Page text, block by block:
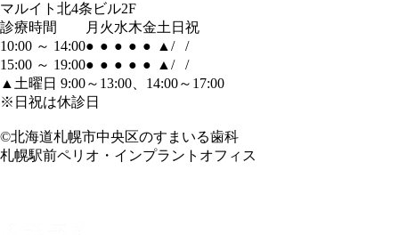
マルイト北4条ビル2F
診療時間
月 火水木金土 日 祝
10:00 ～ 14:00● ● ● ● ● ▲ /
/
15:00 ～ 19:00● ● ● ● ● ▲ /
/
▲土曜日 9:00～13:00、14:00～17:00
※日祝は休診日
©北海道札幌市中央区のすまいる歯科
札幌駅前ペリオ・インプラントオフィス